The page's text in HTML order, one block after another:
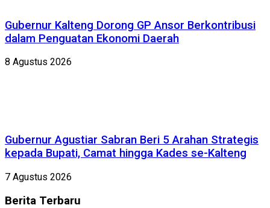
Gubernur Kalteng Dorong GP Ansor Berkontribusi
dalam Penguatan Ekonomi Daerah
8 Agustus 2026
Gubernur Agustiar Sabran Beri 5 Arahan Strategis
kepada Bupati, Camat hingga Kades se-Kalteng
7 Agustus 2026
Berita Terbaru